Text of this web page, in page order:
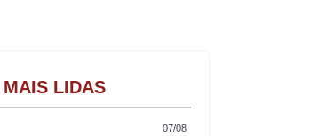
MAIS LIDAS
07/08